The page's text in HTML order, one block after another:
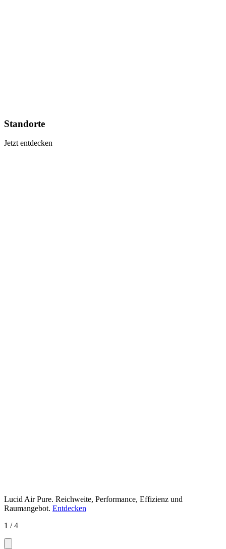
Standorte
Jetzt entdecken
Lucid Air Pure. Reichweite, Performance, Effizienz und
Raumangebot. Entdecken
1 / 4